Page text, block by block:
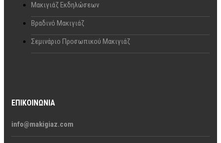
Μακιγιάζ Εκδηλώσεων
Βραδινό Μακιγιάζ
Σεμινάριο Προσωπικού Μακιγιάζ
ΕΠΙΚΟΙΝΩΝΊΑ
info@makigiaz.com